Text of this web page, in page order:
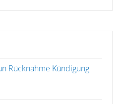
Rücknahme Kündigung